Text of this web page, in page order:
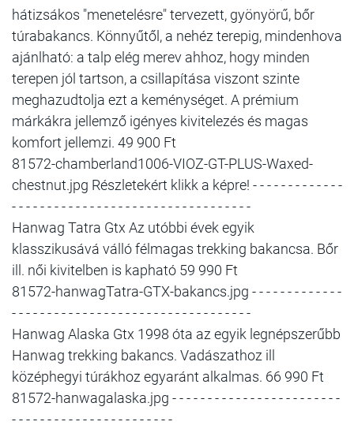
hátizsákos "menetelésre" tervezett, gyönyörű, bőr
túrabakancs. Könnyűtől, a nehéz terepig, mindenhova
ajánlható: a talp elég merev ahhoz, hogy minden
terepen jól tartson, a csillapítása viszont szinte
meghazudtolja ezt a keménységet. A prémium
márkákra jellemző igényes kivitelezés és magas
komfort jellemzi. 49 900 Ft
81572-chamberland1006-VIOZ-GT-PLUS-Waxed-
chestnut.jpg Részletekért klikk a képre! - - - - - - - - - - - - -
- - - - - - - - - - - - - - - - - - - - - - - - - - - - - - - - - -
Hanwag Tatra Gtx Az utóbbi évek egyik
klasszikusává válló félmagas trekking bakancsa. Bőr
ill. női kivitelben is kapható 59 990 Ft
81572-hanwagTatra-GTX-bakancs.jpg - - - - - - - - - - - - -
- - - - - - - - - - - - - - - - - - - - - - - - - - - - - - - - - -
Hanwag Alaska Gtx 1998 óta az egyik legnépszerűbb
Hanwag trekking bakancs. Vadászathoz ill
középhegyi túrákhoz egyaránt alkalmas. 66 990 Ft
81572-hanwagalaska.jpg - - - - - - - - - - - - - - - - - - - - - - - -
- - - - - - - - - - - - - - - - - - - - - - -